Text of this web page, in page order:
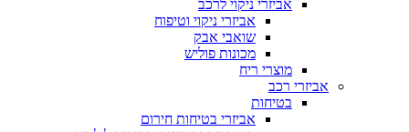
אביזרי ניקוי לרכב
אביזרי ניקוי וטיפוח
שואבי אבק
מכונות פוליש
מוצרי ריח
אביזרי רכב
בטיחות
אביזרי בטיחות חירום